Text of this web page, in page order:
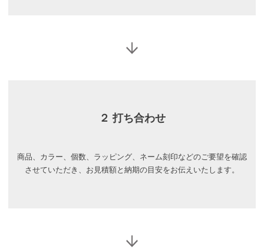
２ 打ち合わせ
商品、カラー、個数、ラッピング、ネーム刻印などのご要望を確認
させていただき、お見積額と納期の目安をお伝えいたします。